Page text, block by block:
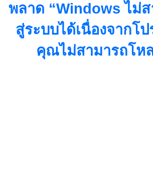
พลาด “Windows ไม่ส
สู่ระบบได้เนื่องจากโ
คุณไม่สามารถโห